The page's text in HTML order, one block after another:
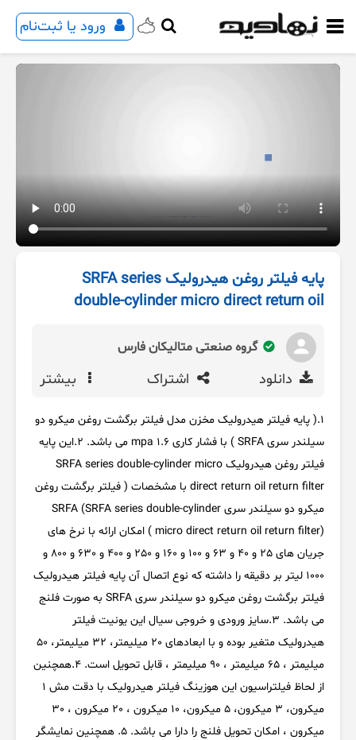
ورود یا ثبت‌نام
پایه فیلتر روغن هیدرولیک SRFA series
double-cylinder micro direct return oil
گروه صنعتی متالیکان فارس
دانلود اشتراک بیشتر
1.( پایه فیلتر هیدرولیک مخزن مدل فیلتر برگشت روغن میکرو دو
سیلندر سری SRFA ) با فشار کاری 1.6 mpa می باشد. 2.این پایه
فیلتر روغن هیدرولیک SRFA series double-cylinder micro
direct return oil return filter با مشخصات ( فیلتر برگشت روغن
میکرو دو سیلندر سری SRFA (SRFA series double-cylinder
micro direct return oil return filter) ) امکان ارائه با نرخ های
جریان های 25 و 40 و 63 و 100 و 160 و 250 و 400 و 630 و 800 و
1000 لیتر بر دقیقه را داشته که نوع اتصال آن پایه فیلتر هیدرولیک
فیلتر برگشت روغن میکرو دو سیلندر سری SRFA به صورت فلنج
می باشد. 3.سایز ورودی و خروجی سیال این یونیت فیلتر
هیدرولیک متغیر بوده و با ابعادهای 20 میلیمتر، 32 میلیمتر، 50
میلیمتر ، 65 میلیمتر ، 90 میلیمتر ، قابل تحویل است. 4.همچنین
از لحاظ فیلتراسیون این هوزینگ فیلتر هیدرولیک با دقت مش 1
میکرون، 3 میکرون، 5 میکرون، 10 میکرون ، 20 میکرون ، 30
میکرون ، امکان تحویل فلنج را دارا می باشد. 5. همچنین نمایشگر